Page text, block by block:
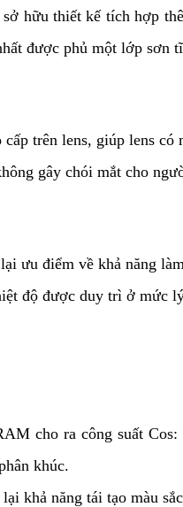
hữu thiết kế tích hợp
được phủ một lớp
trên lens, giúp lens
gây chói mắt cho
ưu điểm về khả năng
độ được duy trì ở
cho ra công suất
khúc.
khả năng tái tạo màu